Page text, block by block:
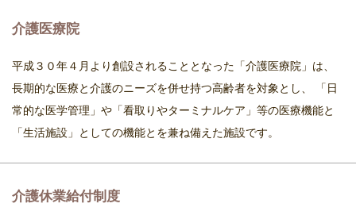
介護医療院
平成３０年４月より創設されることとなった「介護医療院」は、
長期的な医療と介護のニーズを併せ持つ高齢者を対象とし、 「日
常的な医学管理」や「看取りやターミナルケア」等の医療機能と
「生活施設」としての機能とを兼ね備えた施設です。
介護休業給付制度